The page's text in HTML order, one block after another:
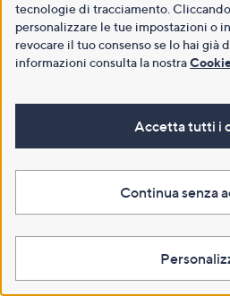
tecnologie di tracciamento.
personalizzare le tue impostazioni o
revocare il tuo consenso se lo hai già
informazioni consulta la nostra
Accetta tutti i
Continua senza